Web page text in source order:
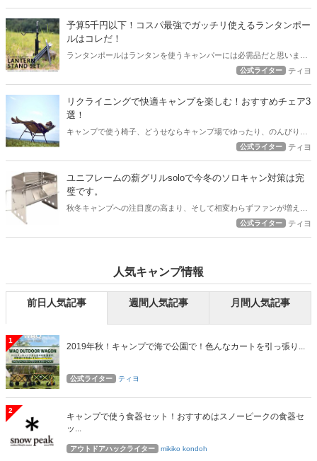
安心度の高い尾上製作所の新ギア【マルチハンガー】はキャンパー必
須級のギアになるかもしれませんよ！
予算5千円以下！コスパ最強でガッチリ使えるランタンポー
ルはコレだ！
ランタンポールはランタンを使うキャンパーには必需品だと思います
が。 あれもこれも色々あっていざチョイスしようと思うと大変。 ラ
躍するコスパの良いランタンポールを紹介します！
公式ライター ティヨ
リクライニングで快適キャンプを楽しむ！おすすめチェア3
選！
キャンプで使う椅子、どうせならキャンプ場でゆったり、のんびりで
きる椅子を使いたいと思いませんか？ 折りたたみの椅子と違って少し
ェアは最高ですよ！
公式ライター ティヨ
ユニフレームの薪グリルsoloで今冬のソロキャン対策は完
璧です。
秋冬キャンプへの注目度の高まり、そして相変わらずファンが増え続
けるソロキャンプですが、ユニフレームの薪グリルsoloを使えば、キ
公式ライター ティヨ
人気キャンプ情報
前日人気記事 週間人気記事 月間人気記事
1
2019年秋！キャンプで海で公園で！色んなカートを引っ張り...
公式ライター ティヨ
2
キャンプで使う食器セット！おすすめはスノーピークの食器セ
ッ...
アウトドアハックライター mikiko kondoh